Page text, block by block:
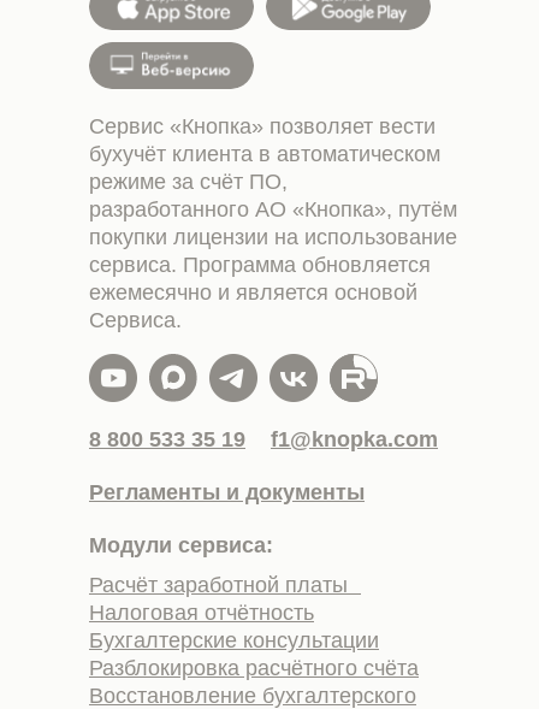
8 800 533 35 19 f1@knopka.com
Регламенты и документы
Модули сервиса:
Расчёт заработной платы
Налоговая отчётность
Бухгалтерские консультации
Разблокировка расчётного счёта
Восстановление бухгалтерского
Сервис «Кнопка» позволяет вести
бухучёт клиента в автоматическом
режиме за счёт ПО,
разработанного АО «Кнопка», путём
покупки лицензии на использование
сервиса. Программа обновляется
ежемесячно и является основой
Сервиса.